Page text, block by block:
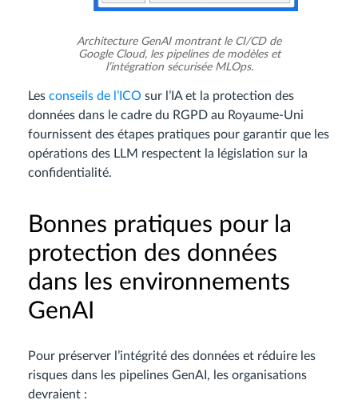
Architecture GenAI montrant le CI/CD de
Google Cloud, les pipelines de modèles et
l’intégration sécurisée MLOps.
Les conseils de l’ICO sur l’IA et la protection des
données dans le cadre du RGPD au Royaume-Uni
fournissent des étapes pratiques pour garantir que les
opérations des LLM respectent la législation sur la
confidentialité.
Bonnes pratiques pour la
protection des données
dans les environnements
GenAI
Pour préserver l’intégrité des données et réduire les
risques dans les pipelines GenAI, les organisations
devraient :